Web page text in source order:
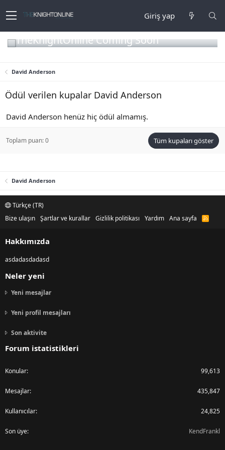
Giriş yap
TheKnightOnline Coming Soon
David Anderson
Ödül verilen kupalar David Anderson
David Anderson henüz hiç ödül almamış.
Toplam puan: 0 Tüm kupaları göster
David Anderson
Türkçe (TR)
Bize ulaşın Şartlar ve kurallar Gizlilik politikası Yardım Ana sayfa
R
Hakkımızda
asdadasdadasd
Neler yeni
Yeni mesajlar
Yeni profil mesajları
Son aktivite
Forum istatistikleri
Konular 99,613
Mesajlar 435,847
Kullanıcılar 24,825
Son üye KendFrankl